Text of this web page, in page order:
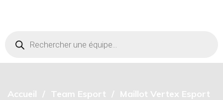
Accueil Team Esport Maillot Vertex Esport